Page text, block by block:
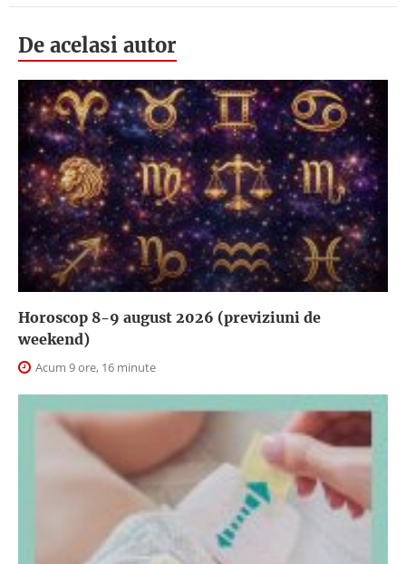
De acelasi autor
Horoscop 8-9 august 2026 (previziuni de
weekend)
Acum 9 ore, 16 minute